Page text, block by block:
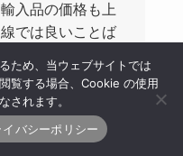
入品の価格も上
では良いことば
投資家も日本株
市場全体の買い
す。
ため、当ウェブサイトでは
覧する場合、Cookie の使用
されます。
イバシーポリシー